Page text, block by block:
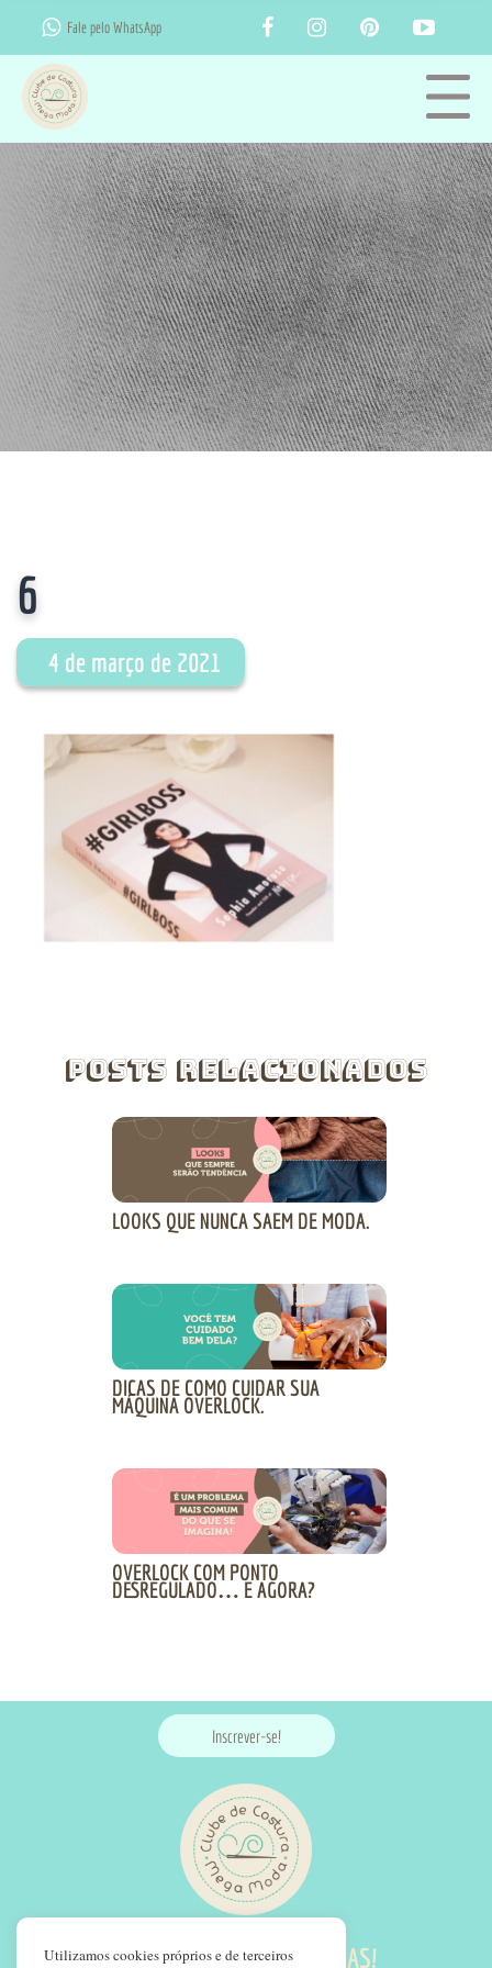
Fale pelo WhatsApp
6
4 de março de 2021
Posts Relacionados
LOOKS QUE NUNCA SAEM DE MODA.
DICAS DE COMO CUIDAR SUA
MÁQUINA OVERLOCK.
OVERLOCK COM PONTO
DESREGULADO… E AGORA?
Inscrever-se!
SIGA NOSSAS REDES SOCIAS!
Utilizamos cookies próprios e de terceiros